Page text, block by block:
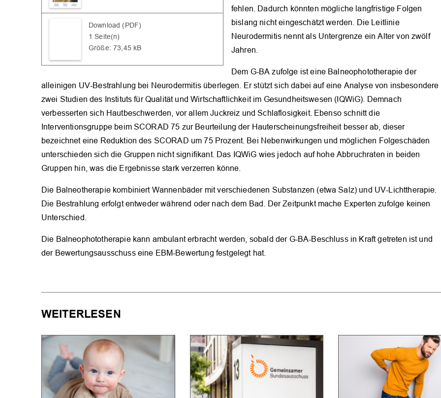
OK
Download (PDF)
1 Seite(n)
Größe: 73,45 kB
fehlen. Dadurch könnten mögliche langfristige Folgen
bislang nicht eingeschätzt werden. Die Leitlinie
Neurodermitis nennt als Untergrenze ein Alter von zwölf
Jahren.
Dem G-BA zufolge ist eine Balneophototherapie der
alleinigen UV-Bestrahlung bei Neurodermitis überlegen. Er stützt sich dabei auf eine Analyse von insbesondere
zwei Studien des Instituts für Qualität und Wirtschaftlichkeit im Gesundheitswesen (IQWiG). Demnach
verbesserten sich Hautbeschwerden, vor allem Juckreiz und Schlaflosigkeit. Ebenso schnitt die
Interventionsgruppe beim SCORAD 75 zur Beurteilung der Hauterscheinungsfreiheit besser ab, dieser
bezeichnet eine Reduktion des SCORAD um 75 Prozent. Bei Nebenwirkungen und möglichen Folgeschäden
unterschieden sich die Gruppen nicht signifikant. Das IQWiG wies jedoch auf hohe Abbruchraten in beiden
Gruppen hin, was die Ergebnisse stark verzerren könne.
Die Balneotherapie kombiniert Wannenbäder mit verschiedenen Substanzen (etwa Salz) und UV-Lichttherapie.
Die Bestrahlung erfolgt entweder während oder nach dem Bad. Der Zeitpunkt mache Experten zufolge keinen
Unterschied.
Die Balneophototherapie kann ambulant erbracht werden, sobald der G-BA-Beschluss in Kraft getreten ist und
der Bewertungsausschuss eine EBM-Bewertung festgelegt hat.
WEITERLESEN